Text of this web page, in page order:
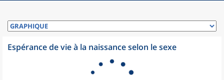
Espérance de vie à la naissance selon le sexe